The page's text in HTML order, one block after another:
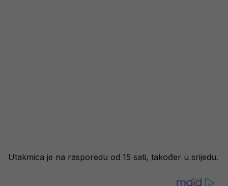
Utakmica je na rasporedu od 15 sati, također u srijedu.